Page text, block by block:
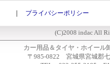
｜ プライバシーポリシー
(C)2008 indac All
カー用品＆タイヤ・ホイール
〒985-0822 宮城県宮城郡